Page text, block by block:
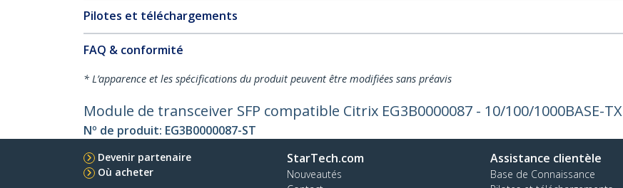
Pilotes et téléchargements
FAQ & conformité
* L’apparence et les spécifications du produit peuvent être modifiées sans préavis
Module de transceiver SFP compatible Citrix EG3B0000087 - 10/100/1000BASE-TX
Nº de produit: EG3B0000087-ST
Devenir partenaire
Où acheter
StarTech.com
Nouveautés
Assistance clientèle
Base de Connaissance